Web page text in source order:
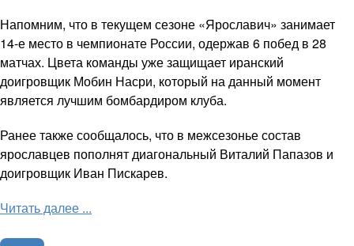
Напомним, что в текущем сезоне «Ярославич» занимает
14-е место в чемпионате России, одержав 6 побед в 28
матчах. Цвета команды уже защищает иранский
доигровщик Мобин Насри, который на данный момент
является лучшим бомбардиром клуба.
Ранее также сообщалось, что в межсезонье состав
ярославцев пополнят диагональный Виталий Папазов и
доигровщик Иван Пискарев.
Читать далее ...